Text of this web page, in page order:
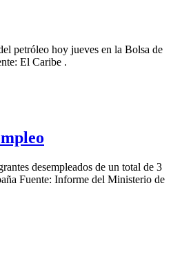
petróleo hoy jueves en la Bolsa de
El Caribe .
desempleados de un total de 3
Fuente: Informe del Ministerio de